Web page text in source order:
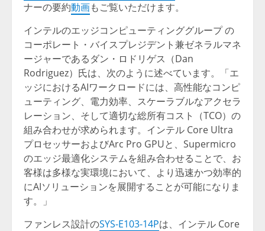
ナーの要約動画もご覧いただけます。
インテルのエッジコンピューティンググループ の
コーポレート・バイスプレジデント兼ゼネラルマネ
ージャーであるダン・ロドリゲス（Dan
Rodriguez）氏は、次のように述べています。「エ
ッジにおけるAIワークロードには、高性能なコンピ
ューティング、電力効率、スケーラブルなアクセラ
レーション、そして適切な総所有コスト（TCO）の
組み合わせが求められます。インテル Core Ultra
プロセッサーおよびArc Pro GPUと、Supermicro
のエッジ最適化システムを組み合わせることで、お
客様は多様な実環境において、より迅速かつ効率的
にAIソリューションを展開することが可能になりま
す。」
ファンレス設計のSYS-E103-14Pは、インテル Core